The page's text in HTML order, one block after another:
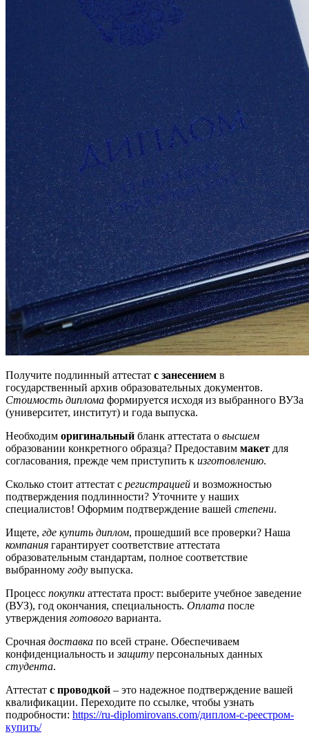
Получите подлинный аттестат с занесением в
государственный архив образовательных документов.
Стоимость диплома формируется исходя из выбранного ВУЗа
(университет, институт) и года выпуска.
Необходим оригинальный бланк аттестата о высшем
образовании конкретного образца? Предоставим макет для
согласования, прежде чем приступить к изготовлению.
Сколько стоит аттестат с регистрацией и возможностью
подтверждения подлинности? Уточните у наших
специалистов! Оформим подтверждение вашей степени.
Ищете, где купить диплом, прошедший все проверки? Наша
компания гарантирует соответствие аттестата
образовательным стандартам, полное соответствие
выбранному году выпуска.
Процесс покупки аттестата прост: выберите учебное заведение
(ВУЗ), год окончания, специальность. Оплата после
утверждения готового варианта.
Срочная доставка по всей стране. Обеспечиваем
конфиденциальность изащиту персональных данных
студента.
Аттестат с проводкой – это надежное подтверждение вашей
квалификации. Переходите по ссылке, чтобы узнать
подробности: https://ru-diplomirovans.com/диплом-с-реестром-
купить/